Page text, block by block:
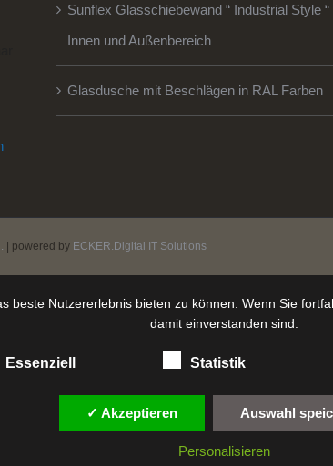
Sunflex Glasschiebewand “ Industrial Style “
Innen und Außenbereich
Glasdusche mit Beschlägen in RAL Farben
| powered by ECKER.Digital IT Solutions
beste Nutzererlebnis bieten zu können. Wenn Sie
damit einverstanden sind.
Essenziell Statistik
✓ Akzeptieren Auswahl
Personalisieren